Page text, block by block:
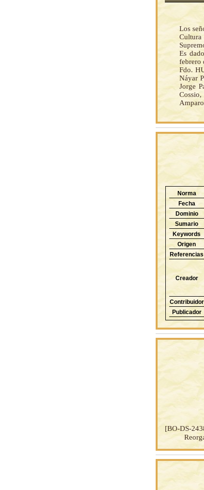
Los
Cultura
Es
febrero
Fdo.
Náyar
Jorge
Norma
Fecha
Dominio
Sumario
Keywords
Origen
Referencias
Creador
Contribuidor
Publicador
[BO-DS-